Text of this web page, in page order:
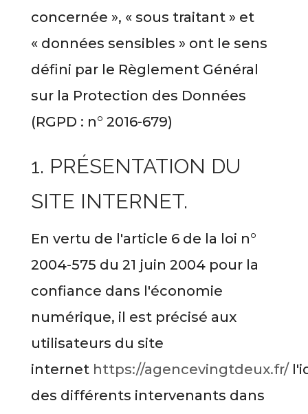
concernée », « sous traitant » et
« données sensibles » ont le sens
défini par le Règlement Général
sur la Protection des Données
(RGPD : n° 2016-679)
1. PRÉSENTATION DU
SITE INTERNET.
En vertu de l'article 6 de la loi n°
2004-575 du 21 juin 2004 pour la
confiance dans l'économie
numérique, il est précisé aux
utilisateurs du site
internet https://agencevingtdeux.fr/
des différents intervenants dans